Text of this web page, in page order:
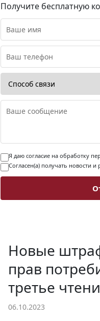
Получите бесплатную
Я даю согласие на обработку
Согласен(а) получать новости и
Новые
прав
третье
06.10.2023